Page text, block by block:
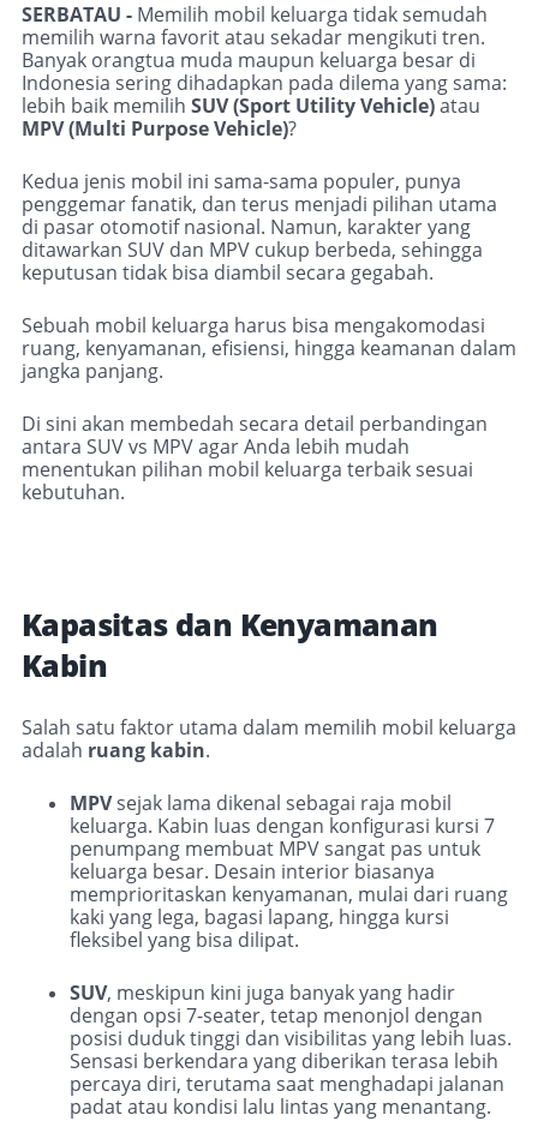
SERBATAU - Memilih mobil keluarga tidak semudah
memilih warna favorit atau sekadar mengikuti tren.
Banyak orangtua muda maupun keluarga besar di
Indonesia sering dihadapkan pada dilema yang sama:
lebih baik memilih SUV (Sport Utility Vehicle)atau
MPV (Multi Purpose Vehicle)?
Kedua jenis mobil ini sama-sama populer, punya
penggemar fanatik, dan terus menjadi pilihan utama
di pasar otomotif nasional. Namun, karakter yang
ditawarkan SUV dan MPV cukup berbeda, sehingga
keputusan tidak bisa diambil secara gegabah.
Sebuah mobil keluarga harus bisa mengakomodasi
ruang, kenyamanan, efisiensi, hingga keamanan dalam
jangka panjang.
Di sini akan membedah secara detail perbandingan
antara SUV vs MPV agar Anda lebih mudah
menentukan pilihan mobil keluarga terbaik sesuai
kebutuhan.
Kapasitas dan Kenyamanan
Kabin
Salah satu faktor utama dalam memilih mobil keluarga
adalah ruang kabin.
MPVsejak lama dikenal sebagai raja mobil
keluarga. Kabin luas dengan konfigurasi kursi 7
penumpang membuat MPV sangat pas untuk
keluarga besar. Desain interior biasanya
memprioritaskan kenyamanan, mulai dari ruang
kaki yang lega, bagasi lapang, hingga kursi
fleksibel yang bisa dilipat.
SUV, meskipun kini juga banyak yang hadir
dengan opsi 7-seater, tetap menonjol dengan
posisi duduk tinggi dan visibilitas yang lebih luas.
Sensasi berkendara yang diberikan terasa lebih
percaya diri, terutama saat menghadapi jalanan
padat atau kondisi lalu lintas yang menantang.